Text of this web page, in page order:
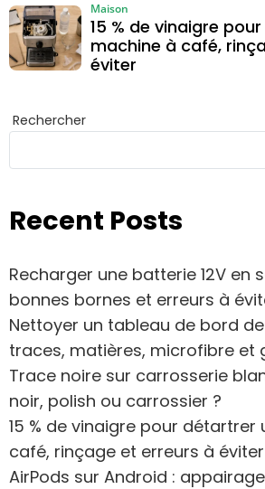
15 % de vinaigre
machine à café,
éviter
Maison
Rechercher
Recent Posts
Recharger une batterie 12V en
bonnes bornes et erreurs à
Nettoyer un tableau de bord
traces, matières, microfibre et
Trace noire sur carrosserie
noir, polish ou carrossier ?
15 % de vinaigre pour détartrer
café, rinçage et erreurs à éviter
AirPods sur Android :